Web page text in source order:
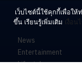
News
Entertainment
Lifestyle
เว็บไซต์นี้ใช้คุกกี้เพื่อให้
ขึ้น เรียนรู้เพิ่มเติม เงื่อน